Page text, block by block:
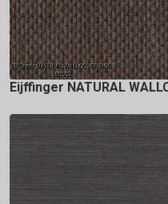
Eijffinger NATURAL